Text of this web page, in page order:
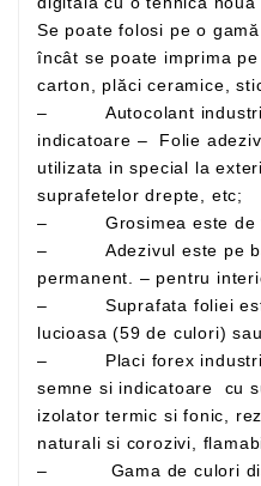
Se poate folosi pe o gamă largă de materiale, astfel
încât se poate imprima pe plastic, metal, hârtie,
– Autocolant industrial UV pentru semne si
indicatoare – Folie adeziva din PVC
utilizata in special la
suprafetelor drepte, etc;
– Grosimea este de
– Adezivul este pe
permanent. – pentru
– Suprafata foliei este
lucioasa (59 de culori)
– Placi forex industrial UV industrial pentru
semne si indicatoare cu suprafata tare, lucioasa, bun
izolator termic si fonic, rezistenta mare la agenti
naturali si corozivi,
– Gama de culori disponibile in permanenta in